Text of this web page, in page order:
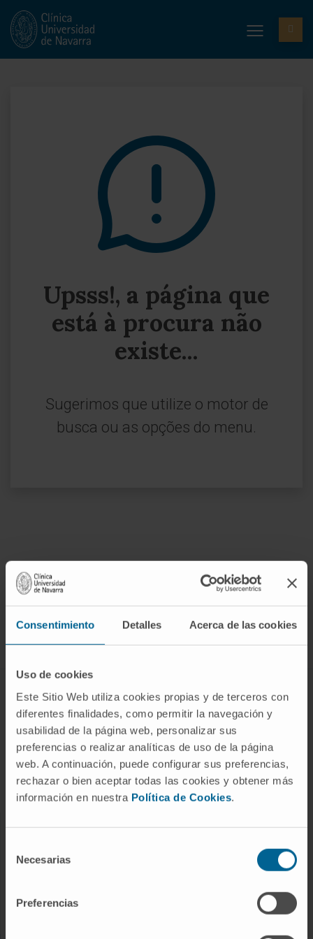
Consentimiento Detalles Acerca de las cookies
Uso de cookies
Este Sitio Web utiliza cookies propias y de terceros con
diferentes finalidades, como permitir la navegación y
usabilidad de la página web, personalizar sus
preferencias o realizar analíticas de uso de la página
web. A continuación, puede configurar sus preferencias,
rechazar o bien aceptar todas las cookies y obtener más
información en nuestra Política de Cookies.
Necesarias
Preferencias
Upsss!, a página que
está à procura não
existe...
Sugerimos que utilize o motor de
busca ou as opções do menu.
Inscrever-se no nosso boletim
DOENÇAS E TRATAMENTOS
Doenças
Procedimentos de diagnóstico
Tratamentos
Centro do Cancro
Serviços Médicos